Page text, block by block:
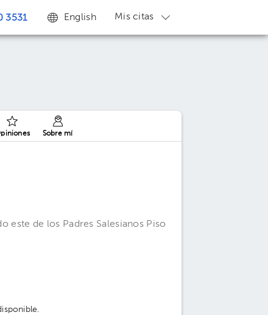
3531 English Mis citas
Sobre mí
este de los Padres Salesianos Piso